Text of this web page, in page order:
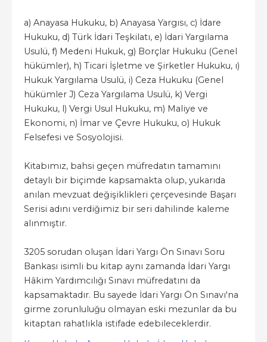
a) Anayasa Hukuku, b) Anayasa Yargısı, c) İdare
Hukuku, d) Türk İdari Teşkilatı, e) İdari Yargılama
Usulü, f) Medeni Hukuk, g) Borçlar Hukuku (Genel
hükümler), h) Ticari İşletme ve Şirketler Hukuku, ı)
Hukuk Yargılama Usulü, i) Ceza Hukuku (Genel
hükümler J) Ceza Yargılama Usulü, k) Vergi
Hukuku, l) Vergi Usul Hukuku, m) Maliye ve
Ekonomi, n) İmar ve Çevre Hukuku, o) Hukuk
Felsefesi ve Sosyolojisi.
Kitabımız, bahsi geçen müfredatın tamamını
detaylı bir biçimde kapsamakta olup, yukarıda
anılan mevzuat değişiklikleri çerçevesinde Başarı
Serisi adını verdiğimiz bir seri dahilinde kaleme
alınmıştır.
3205 sorudan oluşan İdari Yargı Ön Sınavı Soru
Bankası isimli bu kitap aynı zamanda İdari Yargı
Hâkim Yardımcılığı Sınavı müfredatını da
kapsamaktadır. Bu sayede İdari Yargı Ön Sınavı'na
girme zorunluluğu olmayan eski mezunlar da bu
kitaptan rahatlıkla istifade edebileceklerdir.